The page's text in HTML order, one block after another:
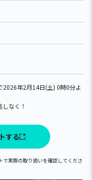
2026年2月14日(土) 0時0分よ
なく！
する
実際の取り扱いを確認してくださ